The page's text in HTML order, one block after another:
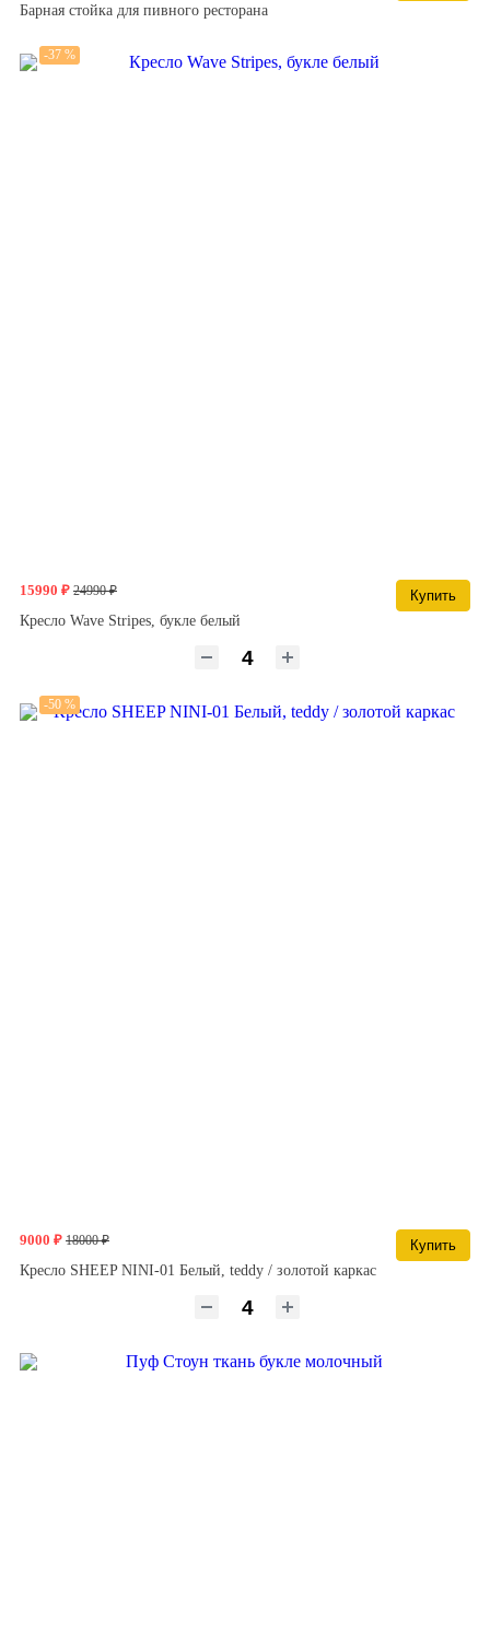
Барная стойка для пивного ресторана
15990 ₽ 24990 ₽
-37 %
Купить
Кресло Wave Stripes, букле белый
9000 ₽ 18000 ₽
-50 %
Купить
Кресло SHEEP NINI-01 Белый, teddy / золотой каркас